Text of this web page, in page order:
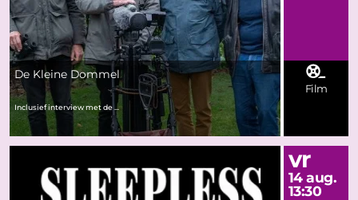
De Kleine Dommel
Inclusief interview met de ...
Film
vr
14 aug.
13:30